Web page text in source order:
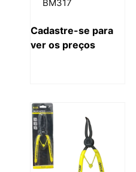
BM317
Cadastre-se para
ver os preços